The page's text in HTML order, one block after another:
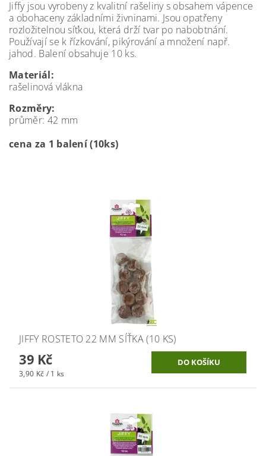
Jiffy jsou vyrobeny z kvalitní rašeliny s obsahem vápence
a obohaceny základními živninami. Jsou opatřeny
rozložitelnou síťkou, která drží tvar po nabobtnání.
Používají se k řízkování, pikýrování a množení např.
jahod. Balení obsahuje 10 ks.
Materiál:
rašelinová vlákna
Rozměry:
průměr: 42 mm
cena za 1 balení (10ks)
JIFFY ROSTETO 22 MM SÍŤKA (10 KS)
39 Kč
3,90 Kč / 1 ks